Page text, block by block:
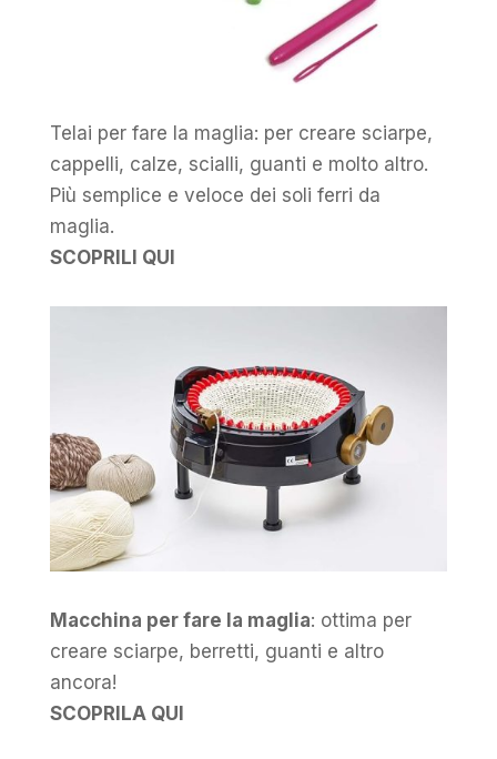
Telai per fare la maglia: per creare sciarpe,
cappelli, calze, scialli, guanti e molto altro.
Più semplice e veloce dei soli ferri da
maglia.
SCOPRILI QUI
Macchina per fare la maglia: ottima per
creare sciarpe, berretti, guanti e altro
ancora!
SCOPRILA QUI